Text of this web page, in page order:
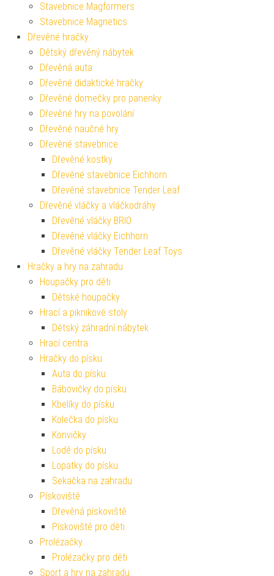
Stavebnice Magformers
Stavebnice Magnetics
Dřevěné hračky
Dětský dřevěný nábytek
Dřevěná auta
Dřevěné didaktické hračky
Dřevěné domečky pro panenky
Dřevěné hry na povolání
Dřevěné naučné hry
Dřevěné stavebnice
Dřevěné kostky
Dřevěné stavebnice Eichhorn
Dřevěné stavebnice Tender Leaf
Dřevěné vláčky a vláčkodráhy
Dřevěné vláčky BRIO
Dřevěné vláčky Eichhorn
Dřevěné vláčky Tender Leaf Toys
Hračky a hry na zahradu
Houpačky pro děti
Dětské houpačky
Hrací a piknikové stoly
Dětský záhradní nábytek
Hrací centra
Hračky do písku
Auta do písku
Bábovičky do písku
Kbelíky do písku
Kolečka do písku
Konvičky
Lodě do písku
Lopatky do písku
Sekačka na zahradu
Pískoviště
Dřevěná pískoviště
Pískoviště pro děti
Prolézačky
Prolézačky pro děti
Sport a hry na zahradu